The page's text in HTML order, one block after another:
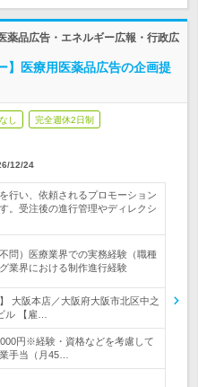
薬品広告・エネルギー広報・行政広
】医療用医薬品広告の企画提
し 完全週休2日制
12/24
行い、依頼されるプロモーション
。受注後の進行管理やディレクシ
問）医療業界での実務経験（職種
業界における制作進行経験
大阪本店／大阪府大阪市北区中之
ル 【雇…
円※経験・資格などを考慮して
手当（月45…